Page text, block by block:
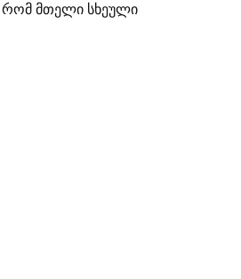
მთელი სხეული